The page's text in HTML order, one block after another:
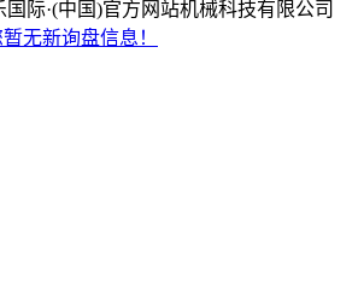
国际·(中国)官方网站机械科技有限公司
无新询盘信息！